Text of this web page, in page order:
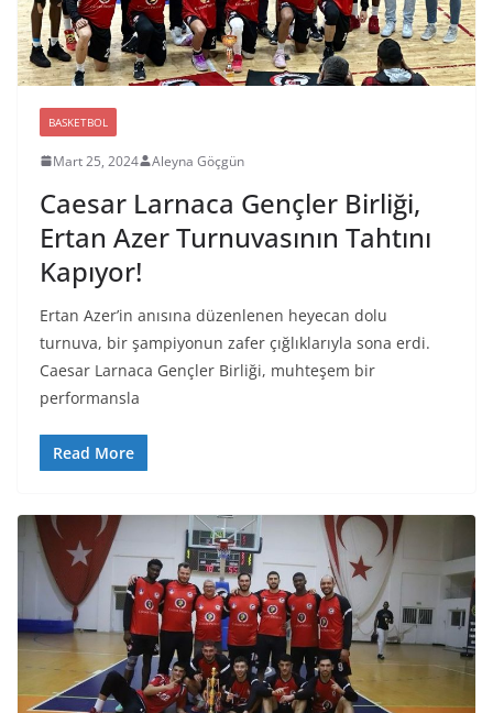
BASKETBOL
Mart 25, 2024 Aleyna Göçgün
Caesar Larnaca Gençler Birliği,
Ertan Azer Turnuvasının Tahtını
Kapıyor!
Ertan Azer’in anısına düzenlenen heyecan dolu
turnuva, bir şampiyonun zafer çığlıklarıyla sona erdi.
Caesar Larnaca Gençler Birliği, muhteşem bir
performansla
Read More